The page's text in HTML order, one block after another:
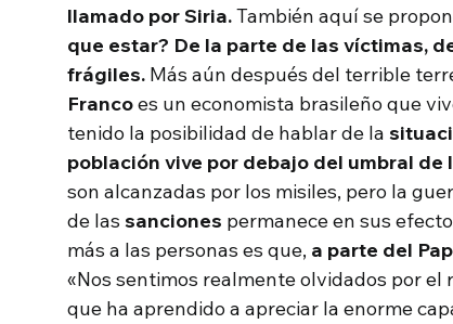
llamado por Siria.También aquí se
que estar? De la parte de las víctimas,
frágiles. Más aún después del terrible
Francoes un economista brasileño que
tenido la posibilidad de hablar de la
población vive por debajo del umbral de
son alcanzadas por los misiles, pero la
de las sanciones permanece en sus
más a las personas es que, a parte del
«Nos sentimos realmente olvidados por el
que ha aprendido a apreciar la enorme